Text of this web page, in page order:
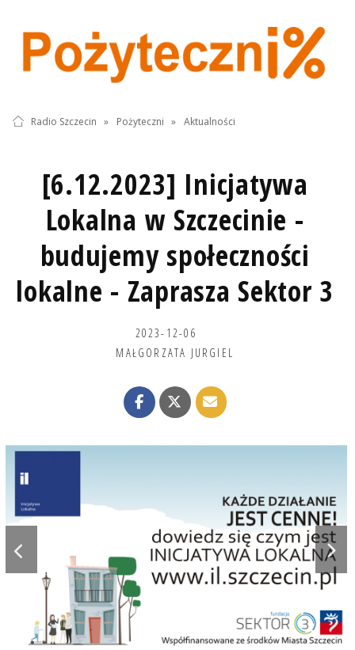
Radio Szczecin » Pożyteczni » Aktualności
[6.12.2023] Inicjatywa
Lokalna w Szczecinie -
budujemy społeczności
lokalne - Zaprasza Sektor 3
2023-12-06
MAŁGORZATA JURGIEL